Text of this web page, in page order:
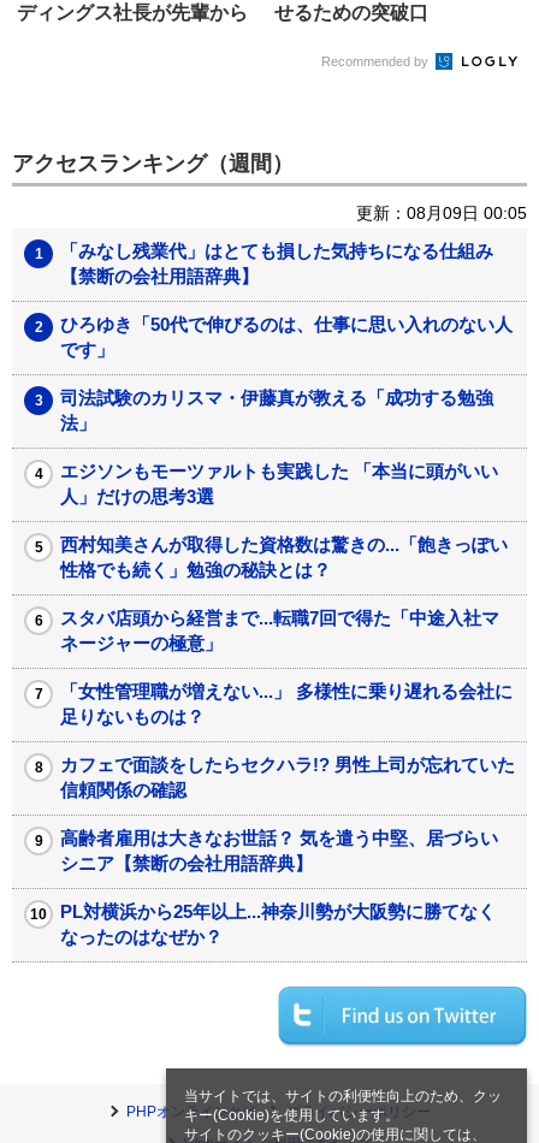
当サイトでは、サイトの利便性向上のため、クッ
キー(Cookie)を使用しています。
サイトのクッキー(Cookie)の使用に関しては、
ディングス社長が先輩から
せるための突破口
Recommended by
アクセスランキング（週間）
更新：08月09日 00:05
「みなし残業代」はとても損した気持ちになる仕組み
【禁断の会社用語辞典】
ひろゆき「50代で伸びるのは、仕事に思い入れのない人
です」
司法試験のカリスマ・伊藤真が教える「成功する勉強
法」
エジソンもモーツァルトも実践した 「本当に頭がいい
人」だけの思考3選
西村知美さんが取得した資格数は驚きの...「飽きっぽい
性格でも続く」勉強の秘訣とは？
スタバ店頭から経営まで...転職7回で得た「中途入社マ
ネージャーの極意」
「女性管理職が増えない...」 多様性に乗り遅れる会社に
足りないものは？
カフェで面談をしたらセクハラ!? 男性上司が忘れていた
信頼関係の確認
高齢者雇用は大きなお世話？ 気を遣う中堅、居づらい
シニア【禁断の会社用語辞典】
PL対横浜から25年以上...神奈川勢が大阪勢に勝てなく
なったのはなぜか？
PHPオンラインとは
プライバシーポリシー